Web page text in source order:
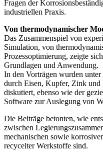
Fragen der
industriellen Praxis.
Von thermodynamischer
Das Zusammenspiel von
Simulation, von
Prozessoptimierung, zeigte
Grundlagen und Anwendung.
In den Vorträgen wurden
durch Eisen, Kupfer, Zink
diskutiert, ebenso wie der
Software zur Auslegung von
Die Beiträge betonten, wie
zwischen
mechanischen sowie
recycelter Werkstoffe sind.